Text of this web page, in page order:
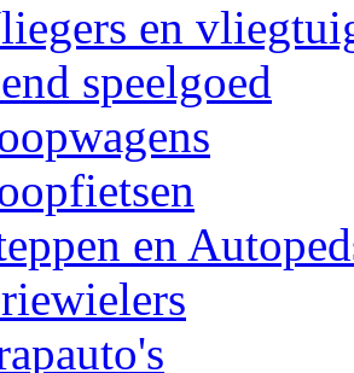
en
speelgoed
en